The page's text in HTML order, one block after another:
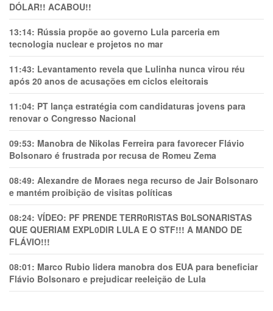
DÓLAR!! ACABOU!!
13:14: Rússia propõe ao governo Lula parceria em
tecnologia nuclear e projetos no mar
11:43: Levantamento revela que Lulinha nunca virou réu
após 20 anos de acusações em ciclos eleitorais
11:04: PT lança estratégia com candidaturas jovens para
renovar o Congresso Nacional
09:53: Manobra de Nikolas Ferreira para favorecer Flávio
Bolsonaro é frustrada por recusa de Romeu Zema
08:49: Alexandre de Moraes nega recurso de Jair Bolsonaro
e mantém proibição de visitas políticas
08:24: VÍDEO: PF PRENDE TERR0RlSTAS B0LSONARlSTAS
QUE QUERIAM EXPL0DlR LULA E O STF!!! A MANDO DE
FLÁVIO!!!
08:01: Marco Rubio lidera manobra dos EUA para beneficiar
Flávio Bolsonaro e prejudicar reeleição de Lula